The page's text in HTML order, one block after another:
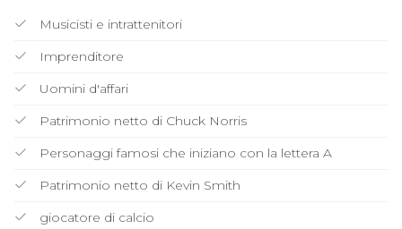
Musicisti e intrattenitori
Imprenditore
Uomini d'affari
Patrimonio netto di Chuck Norris
Personaggi famosi che iniziano con la lettera A
Patrimonio netto di Kevin Smith
giocatore di calcio